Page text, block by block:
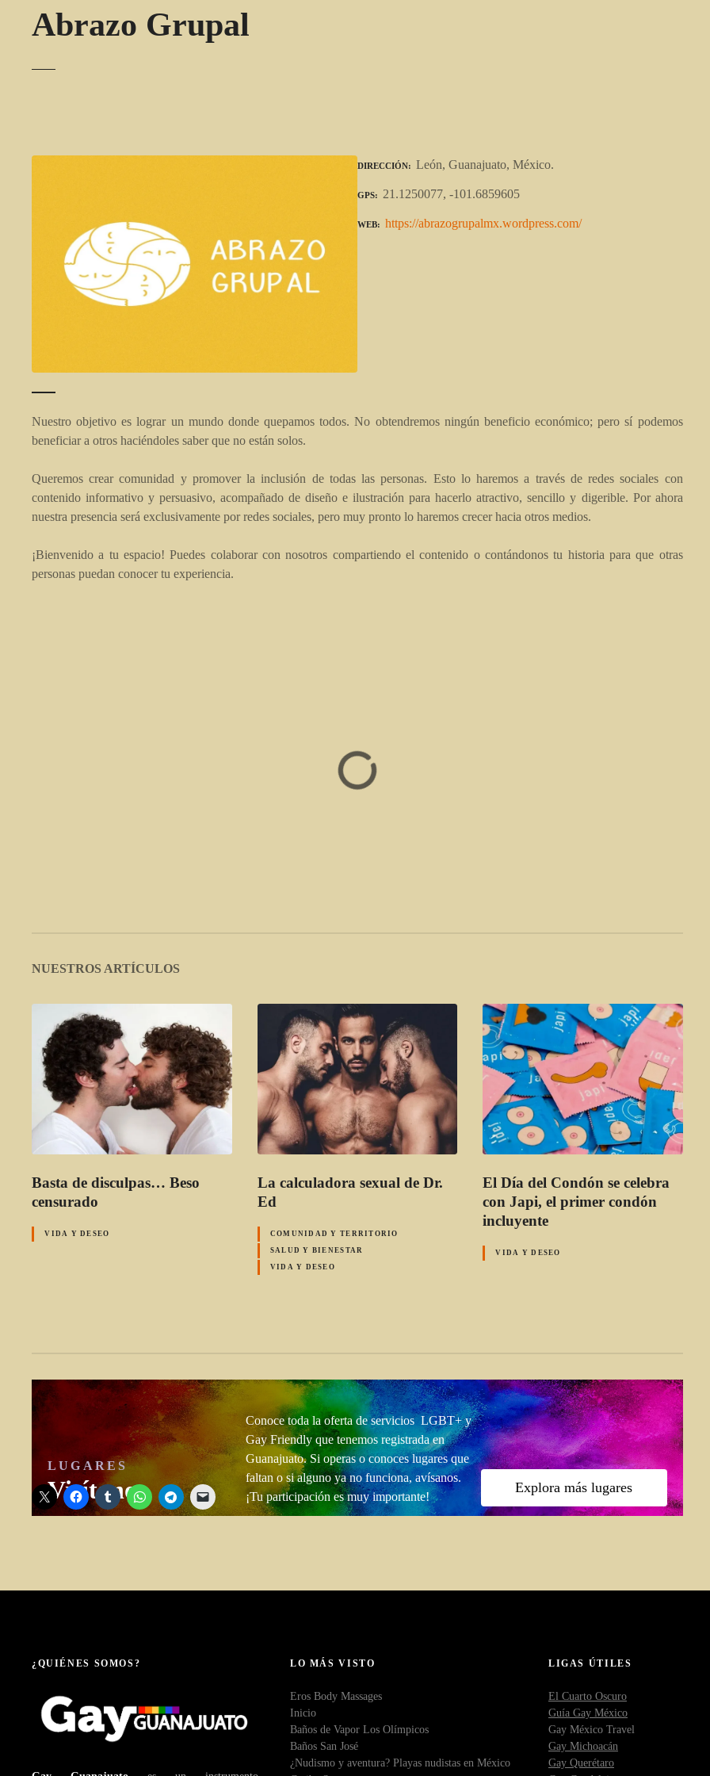
Abrazo Grupal
DIRECCIÓN León, Guanajuato, México.
GPS 21.1250077, -101.6859605
WEB https://abrazogrupalmx.wordpress.com/
Nuestro objetivo es lograr un mundo donde quepamos todos. No obtendremos ningún beneficio económico; pero sí podemos
beneficiar a otros haciéndoles saber que no están solos.
Queremos crear comunidad y promover la inclusión de todas las personas. Esto lo haremos a través de redes sociales con
contenido informativo y persuasivo, acompañado de diseño e ilustración para hacerlo atractivo, sencillo y digerible. Por ahora
nuestra presencia será exclusivamente por redes sociales, pero muy pronto lo haremos crecer hacia otros medios.
¡Bienvenido a tu espacio! Puedes colaborar con nosotros compartiendo el contenido o contándonos tu historia para que otras
personas puedan conocer tu experiencia.
NUESTROS ARTÍCULOS
Basta de disculpas… Beso
censurado
VIDA Y DESEO
La calculadora sexual de Dr.
Ed
COMUNIDAD Y TERRITORIO
SALUD Y BIENESTAR
VIDA Y DESEO
El Día del Condón se celebra
con Japi, el primer condón
incluyente
VIDA Y DESEO
LUGARES
Visítanos
Conoce toda la oferta de servicios LGBT+ y
Gay Friendly que tenemos registrada en
Guanajuato. Si operas o conoces lugares que
faltan o si alguno ya no funciona, avísanos.
¡Tu participación es muy importante!
Explora más lugares
Comparte esto:
¿QUIÉNES SOMOS? LO MÁS VISTO
Eros Body Massages
Inicio
Baños de Vapor Los Olímpicos
Baños San José
¿Nudismo y aventura? Playas nudistas en México
LIGAS ÚTILES
El Cuarto Oscuro
Guía Gay México
Gay México Travel
Gay Michoacán
Gay Querétaro